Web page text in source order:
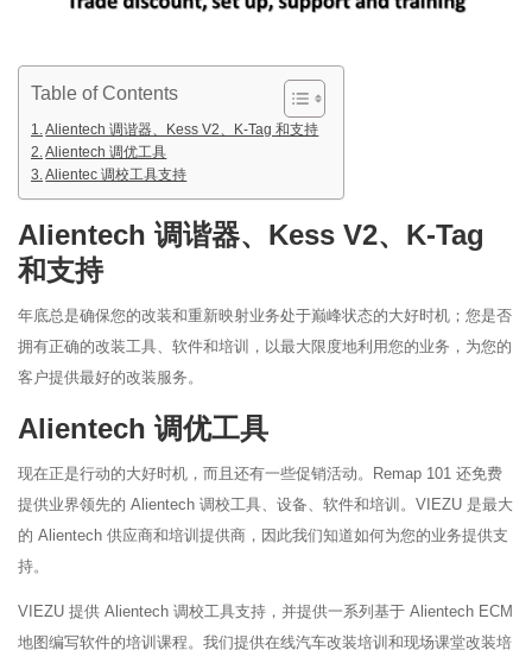
Table of Contents
Alientech 调谐器、Kess V2、K-Tag 和支持
Alientech 调优工具
Alientec 调校工具支持
Alientech 调谐器、Kess V2、K-Tag
和支持
年底总是确保您的改装和重新映射业务处于巅峰状态的大好时机；您是否
拥有正确的改装工具、软件和培训，以最大限度地利用您的业务，为您的
客户提供最好的改装服务。
Alientech 调优工具
现在正是行动的大好时机，而且还有一些促销活动。Remap 101 还免费
提供业界领先的 Alientech 调校工具、设备、软件和培训。VIEZU 是最大
的 Alientech 供应商和培训提供商，因此我们知道如何为您的业务提供支
持。
VIEZU 提供 Alientech 调校工具支持，并提供一系列基于 Alientech ECM
地图编写软件的培训课程。我们提供在线汽车改装培训和现场课堂改装培